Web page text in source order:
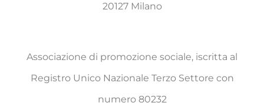
20127 Milano
Associazione di promozione sociale, iscritta al
Registro Unico Nazionale Terzo Settore con
numero 80232